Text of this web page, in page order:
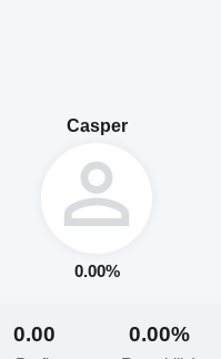
Casper
0.00%
0.00 0.00%